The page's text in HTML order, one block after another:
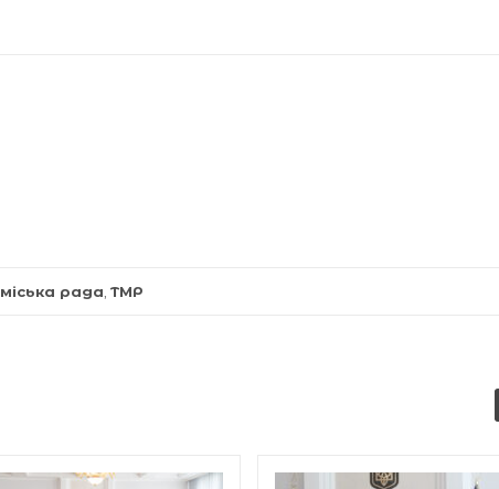
міська рада ТМР